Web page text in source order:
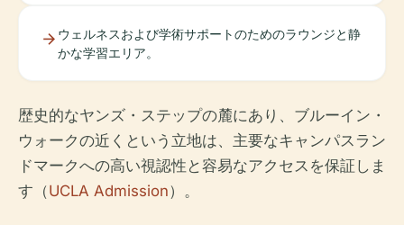
ウェルネスおよび学術サポートのためのラウンジと静
かな学習エリア。
歴史的なヤンズ・ステップの麓にあり、ブルーイン・
ウォークの近くという立地は、主要なキャンパスラン
ドマークへの高い視認性と容易なアクセスを保証しま
す（UCLA Admission）。